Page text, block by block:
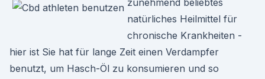
zunehmend beliebtes
natürliches Heilmittel für
chronische Krankheiten -
hier ist Sie hat für lange Zeit einen Verdampfer
benutzt, um Hasch-Öl zu konsumieren und so